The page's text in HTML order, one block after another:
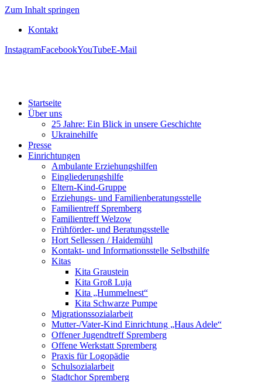
Zum Inhalt springen
Kontakt
InstagramFacebookYouTubeE-Mail
Startseite
Über uns
25 Jahre: Ein Blick in unsere Geschichte
Ukrainehilfe
Presse
Einrichtungen
Ambulante Erziehungshilfen
Eingliederungshilfe
Eltern-Kind-Gruppe
Erziehungs- und Familienberatungsstelle
Familientreff Spremberg
Familientreff Welzow
Frühförder- und Beratungsstelle
Hort Sellessen / Haidemühl
Kontakt- und Informationsstelle Selbsthilfe
Kitas
Kita Graustein
Kita Groß Luja
Kita „Hummelnest“
Kita Schwarze Pumpe
Migrationssozialarbeit
Mutter-/Vater-Kind Einrichtung „Haus Adele“
Offener Jugendtreff Spremberg
Offene Werkstatt Spremberg
Praxis für Logopädie
Schulsozialarbeit
Stadtchor Spremberg